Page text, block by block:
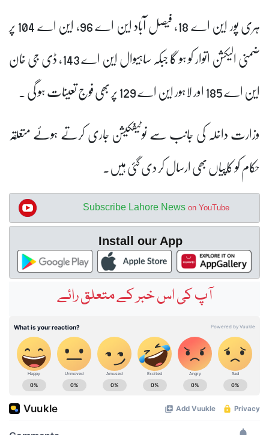
ہری پور این اے 18، فیصل آباد این اے 96، این اے 104 پر
ضمنی الیکشن اتوار کو ہو گا جبکہ ساہیوال این اے 143، ڈی جی خان
این اے 185 اور لاہور این اے 129 پر بھی فوج تعینات ہو گی ۔
وزارت داخلہ کی جانب سے نوٹیفکیشن جاری کرتے ہوئے متعلقہ
حکام کو کاپیاں بھی ارسال کر دی گئی ہیں۔
Subscribe Lahore News on YouTube
Install our App
آپ کی اس خبر کے متعلق رائے